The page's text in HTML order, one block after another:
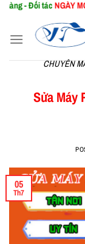
Skip
content
tácNGÀY MỚIVUI VẺ
CHUYÊN
Sửa Máy
05
Th7